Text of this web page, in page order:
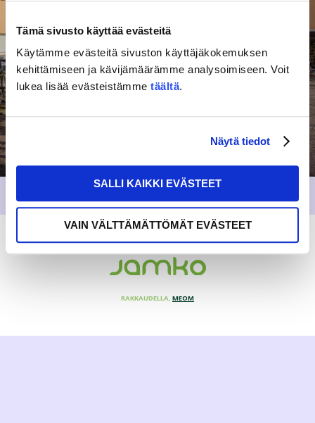
Tämä sivusto käyttää evästeitä
Käytämme evästeitä sivuston käyttäjäkokemuksen
kehittämiseen ja kävijämäärämme analysoimiseen. Voit
lukea lisää evästeistämme täältä.
Näytä tiedot
SALLI KAIKKI EVÄSTEET
VAIN VÄLTTÄMÄTTÖMÄT EVÄSTEET
RAKKAUDELLA, MEOM